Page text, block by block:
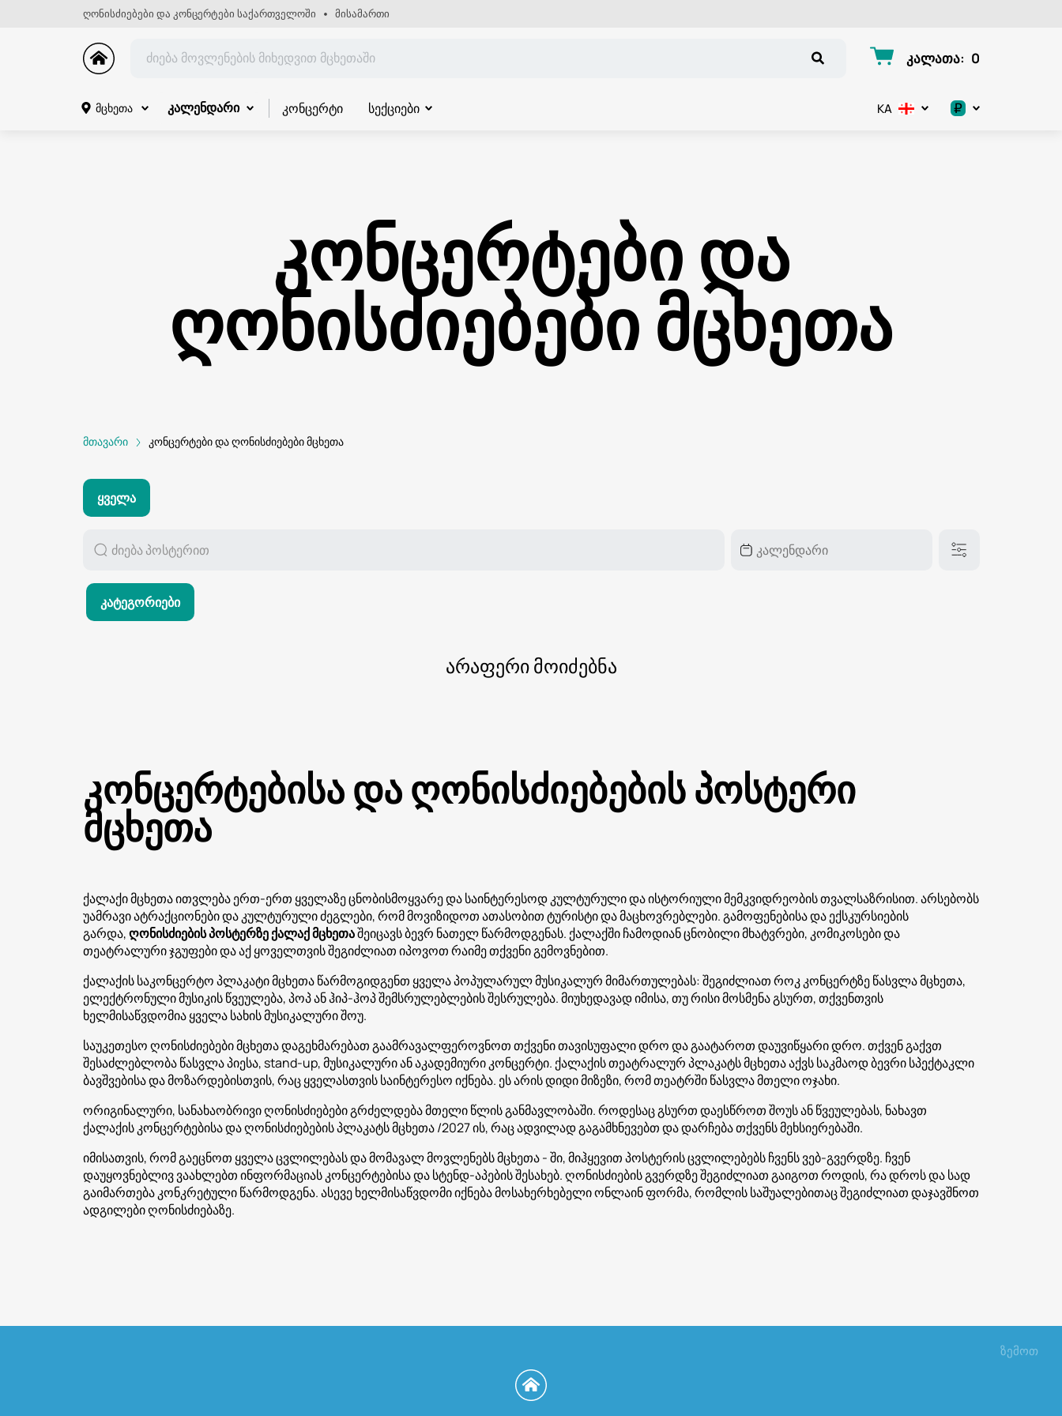
ღონისძიებები და კონცერტები საქართველოში მისამართი
კალათა: 0
მცხეთა კალენდარი კონცერტი სექციები KA ₽
კონცერტები და
ღონისძიებები მცხეთა
მთავარი კონცერტები და ღონისძიებები მცხეთა
Ყველა
Კატეგორიები
არაფერი მოიძებნა
კონცერტებისა და ღონისძიებების პოსტერი
მცხეთა
ქალაქი მცხეთა ითვლება ერთ-ერთ ყველაზე ცნობისმოყვარე და საინტერესოდ კულტურული და ისტორიული მემკვიდრეობის თვალსაზრისით. არსებობს
უამრავი ატრაქციონები და კულტურული ძეგლები, რომ მოვიზიდოთ ათასობით ტურისტი და მაცხოვრებლები. გამოფენებისა და ექსკურსიების
გარდა,ღონისძიების პოსტერზე ქალაქ მცხეთაშეიცავს ბევრ ნათელ წარმოდგენას. ქალაქში ჩამოდიან ცნობილი მხატვრები, კომიკოსები და
თეატრალური ჯგუფები და აქ ყოველთვის შეგიძლიათ იპოვოთ რაიმე თქვენი გემოვნებით.
ქალაქის საკონცერტო პლაკატი მცხეთა წარმოგიდგენთ ყველა პოპულარულ მუსიკალურ მიმართულებას: შეგიძლიათ როკ კონცერტზე წასვლა მცხეთა,
ელექტრონული მუსიკის წვეულება, პოპ ან ჰიპ-ჰოპ შემსრულებლების შესრულება. მიუხედავად იმისა, თუ რისი მოსმენა გსურთ, თქვენთვის
ხელმისაწვდომია ყველა სახის მუსიკალური შოუ.
საუკეთესო ღონისძიებები მცხეთა დაგეხმარებათ გაამრავალფეროვნოთ თქვენი თავისუფალი დრო და გაატაროთ დაუვიწყარი დრო. თქვენ გაქვთ
შესაძლებლობა წასვლა პიესა, stand-up, მუსიკალური ან აკადემიური კონცერტი. ქალაქის თეატრალურ პლაკატს მცხეთა აქვს საკმაოდ ბევრი სპექტაკლი
ბავშვებისა და მოზარდებისთვის, რაც ყველასთვის საინტერესო იქნება. ეს არის დიდი მიზეზი, რომ თეატრში წასვლა მთელი ოჯახი.
ორიგინალური, სანახაობრივი ღონისძიებები გრძელდება მთელი წლის განმავლობაში. როდესაც გსურთ დაესწროთ შოუს ან წვეულებას, ნახავთ
ქალაქის კონცერტებისა და ღონისძიებების პლაკატს მცხეთა /2027 ის, რაც ადვილად გაგამხნევებთ და დარჩება თქვენს მეხსიერებაში.
იმისათვის, რომ გაეცნოთ ყველა ცვლილებას და მომავალ მოვლენებს მცხეთა - ში, მიჰყევით პოსტერის ცვლილებებს ჩვენს ვებ-გვერდზე. ჩვენ
დაუყოვნებლივ ვაახლებთ ინფორმაციას კონცერტებისა და სტენდ-აპების შესახებ. ღონისძიების გვერდზე შეგიძლიათ გაიგოთ როდის, რა დროს და სად
გაიმართება კონკრეტული წარმოდგენა. ასევე ხელმისაწვდომი იქნება მოსახერხებელი ონლაინ ფორმა, რომლის საშუალებითაც შეგიძლიათ დაჯავშნოთ
ადგილები ღონისძიებაზე.
ზემოთ